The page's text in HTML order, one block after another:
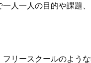
人一人の目的や課題
リースクールのよう